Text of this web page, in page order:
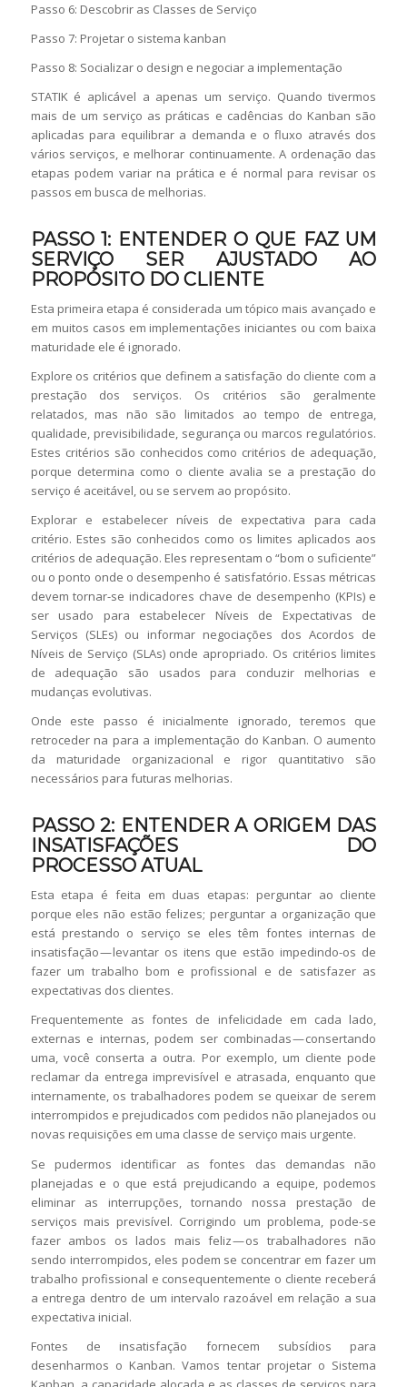
Passo 6: Descobrir as Classes de Serviço
Passo 7: Projetar o sistema kanban
Passo 8: Socializar o design e negociar a implementação
STATIK é aplicável a apenas um serviço. Quando tivermos
mais de um serviço as práticas e cadências do Kanban são
aplicadas para equilibrar a demanda e o fluxo através dos
vários serviços, e melhorar continuamente. A ordenação das
etapas podem variar na prática e é normal para revisar os
passos em busca de melhorias.
PASSO 1: ENTENDER O QUE FAZ UM
SERVIÇO SER AJUSTADO AO
PROPÓSITO DO CLIENTE
Esta primeira etapa é considerada um tópico mais avançado e
em muitos casos em implementações iniciantes ou com baixa
maturidade ele é ignorado.
Explore os critérios que definem a satisfação do cliente com a
prestação dos serviços. Os critérios são geralmente
relatados, mas não são limitados ao tempo de entrega,
qualidade, previsibilidade, segurança ou marcos regulatórios.
Estes critérios são conhecidos como critérios de adequação,
porque determina como o cliente avalia se a prestação do
serviço é aceitável, ou se servem ao propósito.
Explorar e estabelecer níveis de expectativa para cada
critério. Estes são conhecidos como os limites aplicados aos
critérios de adequação. Eles representam o “bom o suficiente”
ou o ponto onde o desempenho é satisfatório. Essas métricas
devem tornar-se indicadores chave de desempenho (KPIs) e
ser usado para estabelecer Níveis de Expectativas de
Serviços (SLEs) ou informar negociações dos Acordos de
Níveis de Serviço (SLAs) onde apropriado. Os critérios limites
de adequação são usados para conduzir melhorias e
mudanças evolutivas.
Onde este passo é inicialmente ignorado, teremos que
retroceder na para a implementação do Kanban. O aumento
da maturidade organizacional e rigor quantitativo são
necessários para futuras melhorias.
PASSO 2: ENTENDER A ORIGEM DAS
INSATISFAÇÕES DO
PROCESSO ATUAL
Esta etapa é feita em duas etapas: perguntar ao cliente
porque eles não estão felizes; perguntar a organização que
está prestando o serviço se eles têm fontes internas de
insatisfação — levantar os itens que estão impedindo-os de
fazer um trabalho bom e profissional e de satisfazer as
expectativas dos clientes.
Frequentemente as fontes de infelicidade em cada lado,
externas e internas, podem ser combinadas — consertando
uma, você conserta a outra. Por exemplo, um cliente pode
reclamar da entrega imprevisível e atrasada, enquanto que
internamente, os trabalhadores podem se queixar de serem
interrompidos e prejudicados com pedidos não planejados ou
novas requisições em uma classe de serviço mais urgente.
Se pudermos identificar as fontes das demandas não
planejadas e o que está prejudicando a equipe, podemos
eliminar as interrupções, tornando nossa prestação de
serviços mais previsível. Corrigindo um problema, pode-se
fazer ambos os lados mais feliz — os trabalhadores não
sendo interrompidos, eles podem se concentrar em fazer um
trabalho profissional e consequentemente o cliente receberá
a entrega dentro de um intervalo razoável em relação a sua
expectativa inicial.
Fontes de insatisfação fornecem subsídios para
desenharmos o Kanban. Vamos tentar projetar o Sistema